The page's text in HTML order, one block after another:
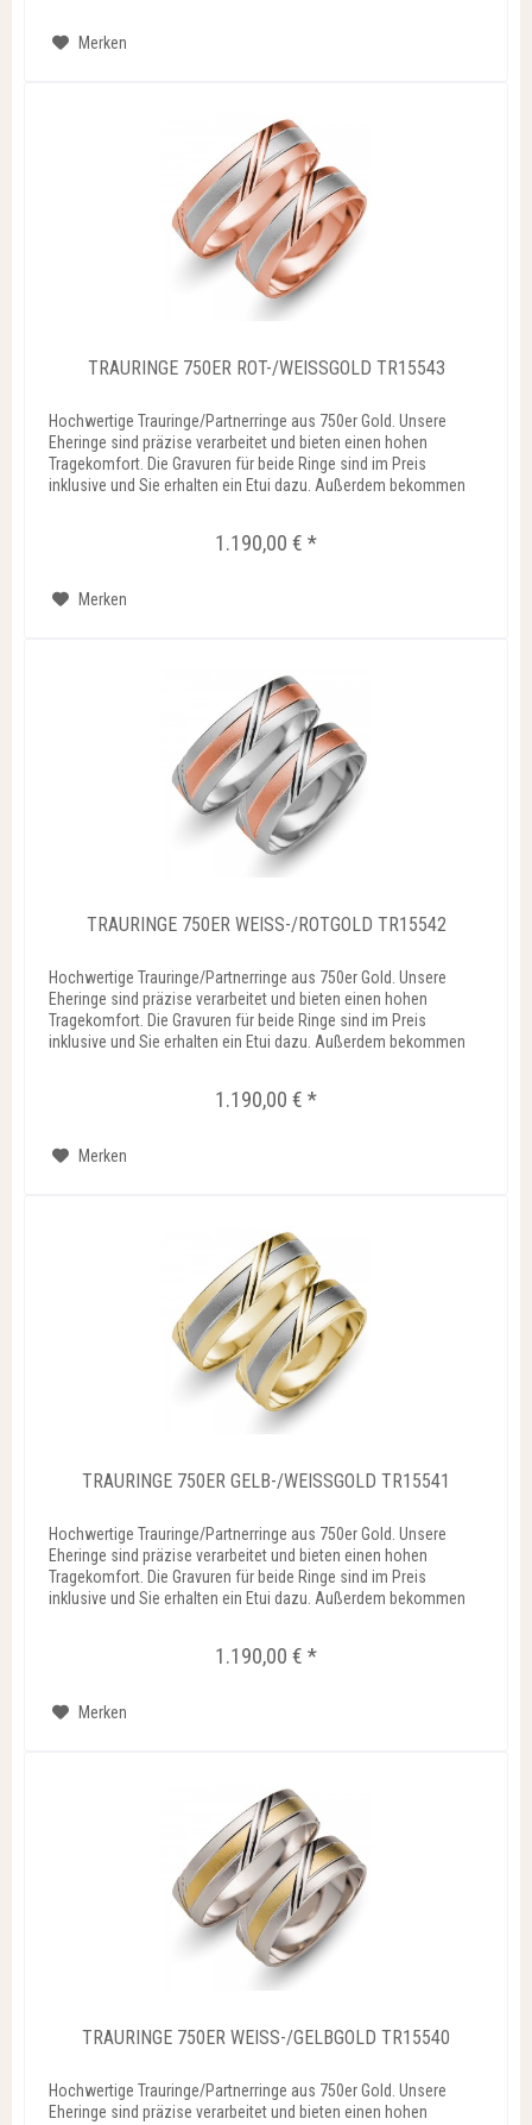
Merken
TRAURINGE 750ER ROT-/WEISSGOLD TR15543
Hochwertige Trauringe/Partnerringe aus 750er Gold. Unsere
Eheringe sind präzise verarbeitet und bieten einen hohen
Tragekomfort. Die Gravuren für beide Ringe sind im Preis
inklusive und Sie erhalten ein Etui dazu. Außerdem bekommen
1.190,00 € *
Merken
TRAURINGE 750ER WEISS-/ROTGOLD TR15542
Hochwertige Trauringe/Partnerringe aus 750er Gold. Unsere
Eheringe sind präzise verarbeitet und bieten einen hohen
Tragekomfort. Die Gravuren für beide Ringe sind im Preis
inklusive und Sie erhalten ein Etui dazu. Außerdem bekommen
1.190,00 € *
Merken
TRAURINGE 750ER GELB-/WEISSGOLD TR15541
Hochwertige Trauringe/Partnerringe aus 750er Gold. Unsere
Eheringe sind präzise verarbeitet und bieten einen hohen
Tragekomfort. Die Gravuren für beide Ringe sind im Preis
inklusive und Sie erhalten ein Etui dazu. Außerdem bekommen
1.190,00 € *
Merken
TRAURINGE 750ER WEISS-/GELBGOLD TR15540
Hochwertige Trauringe/Partnerringe aus 750er Gold. Unsere
Eheringe sind präzise verarbeitet und bieten einen hohen